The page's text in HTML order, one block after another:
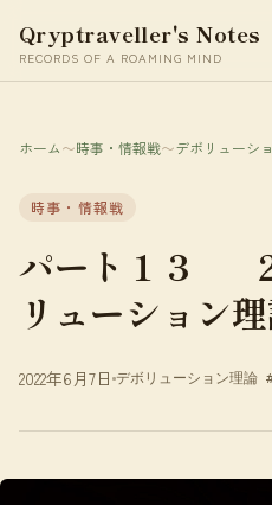
Qryptraveller's Notes
RECORDS OF A ROAMING MIND
ホーム〜時事・情報戦〜デボリューシ
時事・情報戦
パート１３
リューション
2022年6月7日 デボリューション理論